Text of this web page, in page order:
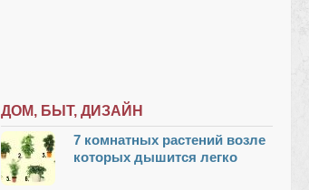
ДОМ, БЫТ, ДИЗАЙН
7 комнатных растений возле
которых дышится легко